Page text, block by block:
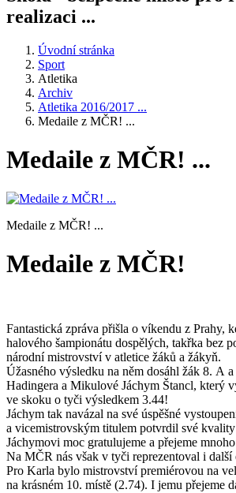
realizaci ...
Úvodní stránka
Sport
Atletika
Archiv
Atletika 2016/2017 ...
Medaile z MČR! ...
Medaile z MČR! ...
Medaile z MČR! ...
Medaile z MČR!
Fantastická zpráva přišla o víkendu z Prahy,
halového šampionátu dospělých, takřka bez
národní mistrovství v atletice žáků a žákyň.
Úžasného výsledku na něm dosáhl žák 8. A a
Hadingera a Mikulové Jáchym Štancl, který
ve skoku o tyči výsledkem 3.44!
Jáchym tak navázal na své úspěšné
a vicemistrovským titulem potvrdil své
Jáchymovi moc gratulujeme a přejeme
Na MČR nás však v tyči reprezentoval i
Pro Karla bylo mistrovství premiérovou na
na krásném 10. místě (2.74). I jemu přejeme